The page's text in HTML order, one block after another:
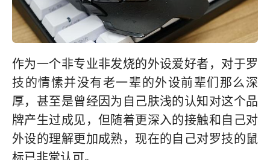
作为一个非专业非发烧的外设爱好者，对于罗
技的情愫并没有老一辈的外设前辈们那么深
厚，甚至是曾经因为自己肤浅的认知对这个品
牌产生过成见，但随着更深入的接触和自己对
外设的理解更加成熟，现在的自己对罗技的鼠